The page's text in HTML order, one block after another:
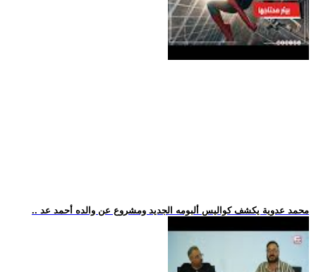
.. محمد عدوية يكشف كواليس ألبومه الجديد ومشروع عن والده أحمد عد